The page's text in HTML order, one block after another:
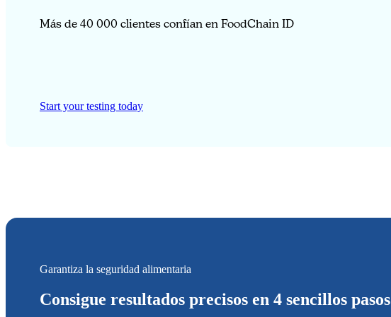
Más de 40 000 clientes confían en FoodChain ID
Start your testing today
Garantiza la seguridad alimentaria
Consigue resultados precisos en 4 sencillos pasos